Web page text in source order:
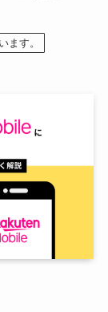
ます。